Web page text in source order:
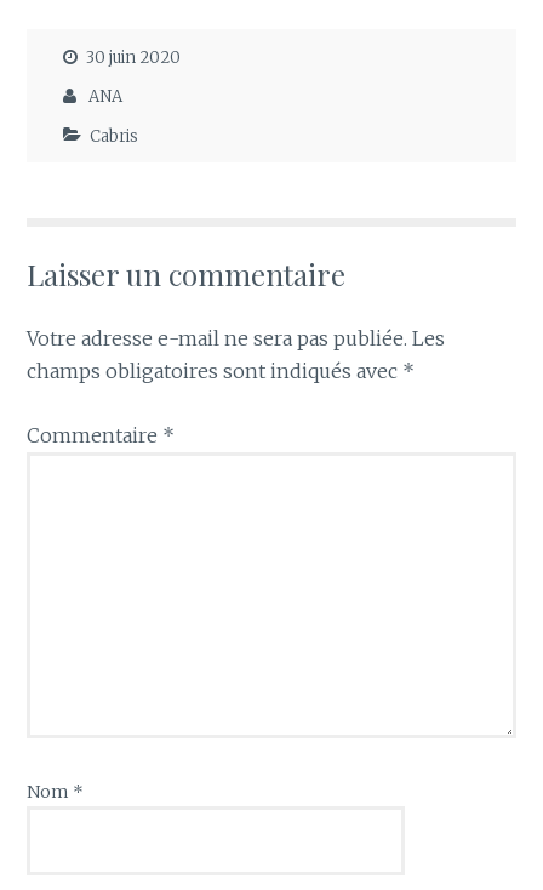
30 juin 2020
ANA
Cabris
Laisser un commentaire
Votre adresse e-mail ne sera pas publiée. Les
champs obligatoires sont indiqués avec *
Commentaire *
Nom *